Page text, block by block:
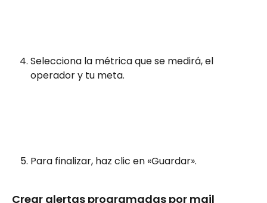
Selecciona la métrica que se medirá, el
operador y tu meta.
Para finalizar, haz clic en «Guardar».
Crear alertas programadas por mail